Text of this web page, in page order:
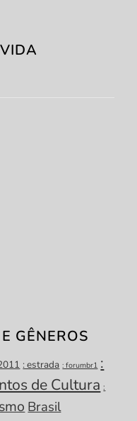
GÊNEROS
: estrada : forumbr1 :
de Cultura :
Brasil